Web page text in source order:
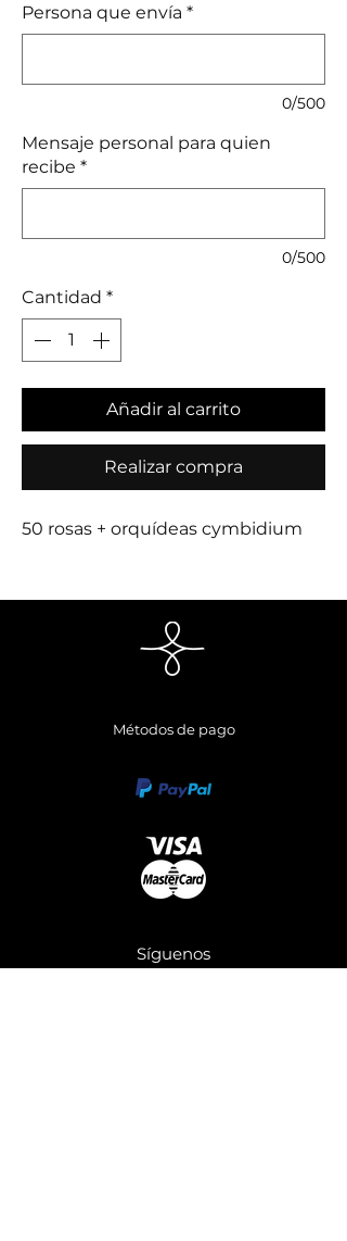
Persona que envía *
0/500
Mensaje personal para quien
recibe *
0/500
Cantidad *
Añadir al carrito
Realizar compra
50 rosas + orquídeas cymbidium
Métodos de pago
Síguenos